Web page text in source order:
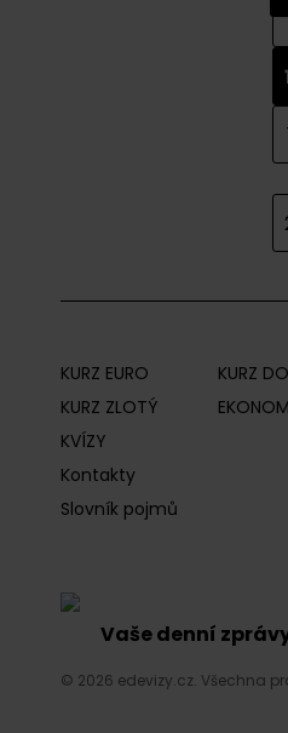
KURZ EURO
KURZ
KURZ ZLOTÝ
KVÍZY
Kontakty
Slovník pojmů
Vaše denní
© 2026 edevizy.cz. Všechna